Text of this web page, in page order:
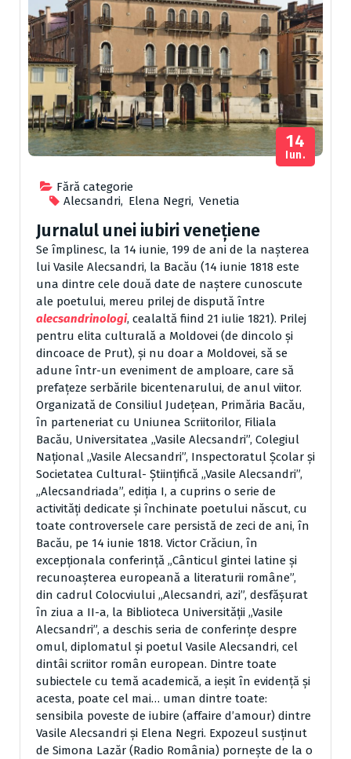
Fără categorie
Alecsandri, Elena Negri, Venetia
14
Iun.
Jurnalul unei iubiri venețiene
Se împlinesc, la 14 iunie, 199 de ani de la nașterea
lui Vasile Alecsandri, la Bacău (14 iunie 1818 este
una dintre cele două date de naștere cunoscute
ale poetului, mereu prilej de dispută între
alecsandrinologi, cealaltă fiind 21 iulie 1821). Prilej
pentru elita culturală a Moldovei (de dincolo și
dincoace de Prut), și nu doar a Moldovei, să se
adune într-un eveniment de amploare, care să
prefațeze serbările bicentenarului, de anul viitor.
Organizată de Consiliul Județean, Primăria Bacău,
în parteneriat cu Uniunea Scriitorilor, Filiala
Bacău, Universitatea „Vasile Alecsandri”, Colegiul
Național „Vasile Alecsandri”, Inspectoratul Școlar și
Societatea Cultural- Științifică „Vasile Alecsandri”,
„Alecsandriada”, ediția I, a cuprins o serie de
activități dedicate și închinate poetului născut, cu
toate controversele care persistă de zeci de ani, în
Bacău, pe 14 iunie 1818. Victor Crăciun, în
excepționala conferință „Cânticul gintei latine și
recunoașterea europeană a literaturii române”,
din cadrul Colocviului „Alecsandri, azi”, desfășurat
în ziua a II-a, la Biblioteca Universității „Vasile
Alecsandri”, a deschis seria de conferințe despre
omul, diplomatul și poetul Vasile Alecsandri, cel
dintâi scriitor român european. Dintre toate
subiectele cu temă academică, a ieșit în evidență și
acesta, poate cel mai… uman dintre toate:
sensibila poveste de iubire (affaire d’amour) dintre
Vasile Alecsandri și Elena Negri. Expozeul susținut
de Simona Lazăr (Radio România) pornește de la o